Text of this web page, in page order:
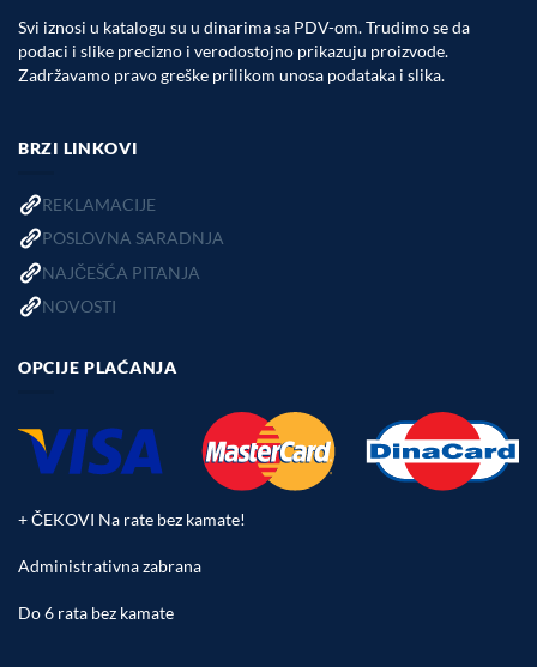
Svi iznosi u katalogu su u dinarima sa PDV-om. Trudimo se da
podaci i slike precizno i verodostojno prikazuju proizvode.
Zadržavamo pravo greške prilikom unosa podataka i slika.
BRZI LINKOVI
REKLAMACIJE
POSLOVNA SARADNJA
NAJČEŠĆA PITANJA
NOVOSTI
OPCIJE PLAĆANJA
+ ČEKOVI Na rate bez kamate!
Administrativna zabrana
Do 6 rata bez kamate